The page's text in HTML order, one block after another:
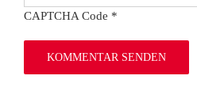
CAPTCHA Code *